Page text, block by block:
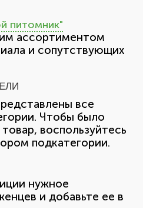
питомник"
ассортиментом
и сопутствующих
все
Чтобы было
воспользуйтесь
подкатегории.
нужное
и добавьте ее в